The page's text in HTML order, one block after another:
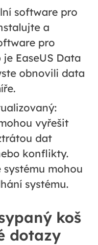
software pro
a
pro
EaseUS Data
obnovili data
vyřešit
dat
konflikty.
mohou
systému.
koš
dotazy